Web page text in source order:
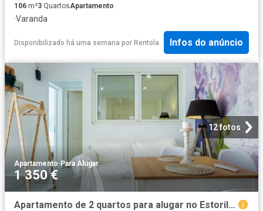
106 m²3 QuartosApartamento
·Varanda
Disponibilizado há uma semana por Rentola Infos do anúncio
12 fotos
Apartamento·Para Alugar
1 350 €
Apartamento de 2 quartos para alugar no Estoril, Lisboa